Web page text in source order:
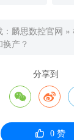
麟思数控官网 »
产？
分享到
 
 0赞